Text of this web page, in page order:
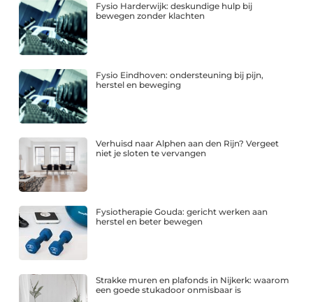
Fysio Harderwijk: deskundige hulp bij
bewegen zonder klachten
Fysio Eindhoven: ondersteuning bij pijn,
herstel en beweging
Verhuisd naar Alphen aan den Rijn? Vergeet
niet je sloten te vervangen
Fysiotherapie Gouda: gericht werken aan
herstel en beter bewegen
Strakke muren en plafonds in Nijkerk: waarom
een goede stukadoor onmisbaar is